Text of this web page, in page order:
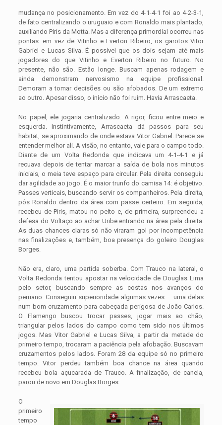
mudança no posicionamento. Em vez do 4-1-4-1 foi ao 4-2-3-1,
de fato centralizando o uruguaio e com Ronaldo mais plantado,
auxiliando Piris da Motta. Mas a diferença primordial ocorreu nas
pontas: em vez de Vitinho e Everton Ribeiro, os garotos Vitor
Gabriel e Lucas Silva. É possível que os dois sejam até mais
jogadores do que Vitinho e Everton Ribeiro no futuro. No
presente, não são. Estão longe. Buscam apenas rodagem e
ainda demonstram nervosismo na equipe profissional.
Demoram a tomar decisões ou são afobados. De um extremo
ao outro. Apesar disso, o início não foi ruim. Havia Arrascaeta.
No papel, ele jogaria centralizado. A rigor, ficou entre meio e
esquerda. Instintivamente, Arrascaeta dá passos para seu
habitat, se aproximando de onde estava Vitor Gabriel. Parece se
entender melhor ali. A visão, no entanto, vale para o campo todo.
Diante de um Volta Redonda que indicava um 4-1-4-1 e já
recuava depois de tentar marcar a saída de bola nos minutos
iniciais, o meia teve espaço para circular. Pela direita conseguiu
dar agilidade ao jogo. É o maior trunfo do camisa 14: é objetivo.
Passes verticais, buscando servir os companheiros. Pela direita,
pôs Ronaldo dentro da área com passe certeiro. Em seguida,
recebeu de Piris, matou no peito e, de primeira, surpreendeu a
defesa do Voltaço ao achar Uribe entrando na área pela direita.
As duas chances claras só não viraram gol por incompetência
nas finalizações e, também, boa presença do goleiro Douglas
Borges.
Não era, claro, uma partida soberba. Com Trauco na lateral, o
Volta Redonda tentou apostar na velocidade de Douglas Lima
pelo setor, buscando sempre as costas nos avanços do
peruano. Conseguiu superioridade algumas vezes – uma delas
num bom cruzamento para cabeçada perigosa de João Carlos.
O Flamengo buscou trocar passes, jogar mais ao chão,
triangular pelos lados do campo como tem sido nos últimos
jogos. Mas Vitor Gabriel e Lucas Silva, a partir da metade do
primeiro tempo, trocaram a paciência pela afobação. Buscavam
cruzamentos pelos lados. Foram 28 da equipe só no primeiro
tempo. Vitor perdeu também boa chance na área quando
recebeu bola açucarada de Trauco. A finalização, de canela,
parou de novo em Douglas Borges.
O
primeiro
tempo